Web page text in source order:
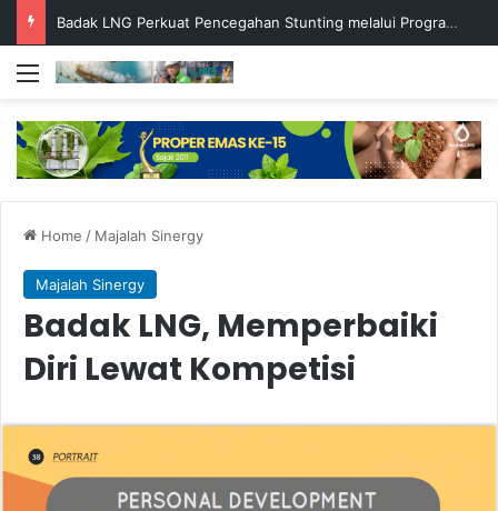
Badak LNG Perkuat Pencegahan Stunting melalui Program Akar Ranting
Menu
Home / Majalah Sinergy
Majalah Sinergy
Badak LNG, Memperbaiki
Diri Lewat Kompetisi